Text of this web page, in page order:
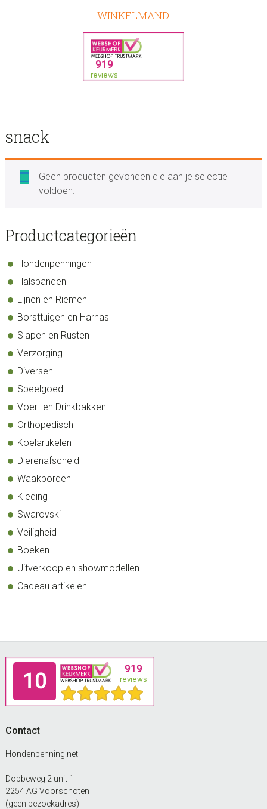
WINKELMAND
snack
Geen producten gevonden die aan je selectie
voldoen.
sidebar
Store
Productcategorieën
Hondenpenningen
Halsbanden
Lijnen en Riemen
Borsttuigen en Harnas
Slapen en Rusten
Verzorging
Diversen
Speelgoed
Voer- en Drinkbakken
Orthopedisch
Koelartikelen
Dierenafscheid
Waakborden
Kleding
Swarovski
Veiligheid
Boeken
Uitverkoop en showmodellen
Cadeau artikelen
Footer
Contact
Hondenpenning.net
Dobbeweg 2 unit 1
2254 AG Voorschoten
(geen bezoekadres)